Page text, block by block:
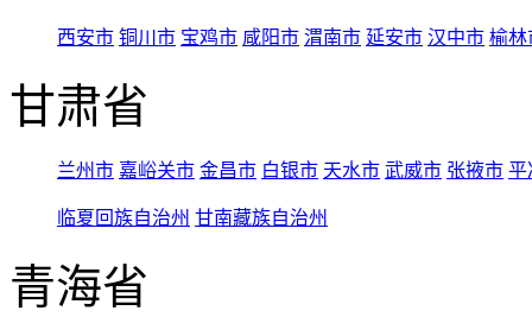
西安市 铜川市 宝鸡市 咸阳市 渭南市 延安市 汉中市 榆林
甘肃省
兰州市 嘉峪关市 金昌市 白银市 天水市 武威市 张掖市 平
临夏回族自治州 甘南藏族自治州
青海省